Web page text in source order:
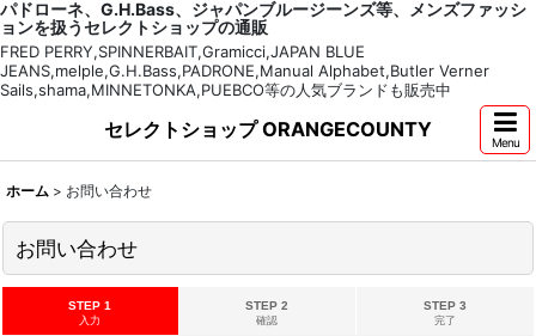
パドローネ、G.H.Bass、ジャパンブルージーンズ等、メンズファッシ
ョンを扱うセレクトショップの通販
FRED PERRY,SPINNERBAIT,Gramicci,JAPAN BLUE
JEANS,melple,G.H.Bass,PADRONE,Manual Alphabet,Butler Verner
Sails,shama,MINNETONKA,PUEBCO等の人気ブランドも販売中
セレクトショップ ORANGECOUNTY
Menu
ホーム > お問い合わせ
お問い合わせ
STEP 1
入力
STEP 2
確認
STEP 3
完了